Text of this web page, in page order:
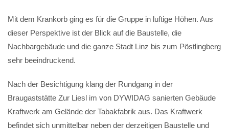
Mit dem Krankorb ging es für die Gruppe in luftige Höhen. Aus
dieser Perspektive ist der Blick auf die Baustelle, die
Nachbargebäude und die ganze Stadt Linz bis zum Pöstlingberg
sehr beeindruckend.
Nach der Besichtigung klang der Rundgang in der
Braugaststätte Zur Liesl im von DYWIDAG sanierten Gebäude
Kraftwerk am Gelände der Tabakfabrik aus. Das Kraftwerk
befindet sich unmittelbar neben der derzeitigen Baustelle und